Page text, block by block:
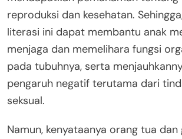
reproduksi dan kesehatan.
literasi ini dapat membantu anak
menjaga dan memelihara fungsi
pada tubuhnya, serta
pengaruh negatif terutama dari
seksual.
Namun, kenyataanya orang tua dan